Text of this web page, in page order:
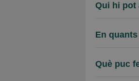
Qui hi pot
En
Què puc